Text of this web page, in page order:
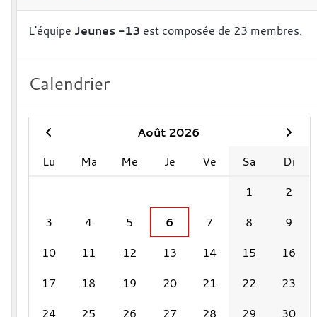
L'équipe Jeunes -13 est composée de 23 membres.
Calendrier
Août 2026
Lu
Ma Me Je Ve Sa
Di
1
2
3
4 5 6 7 8
9
10
11 12 13 14 15
16
17
18 19 20 21 22
23
24
25 26 27 28 29 30